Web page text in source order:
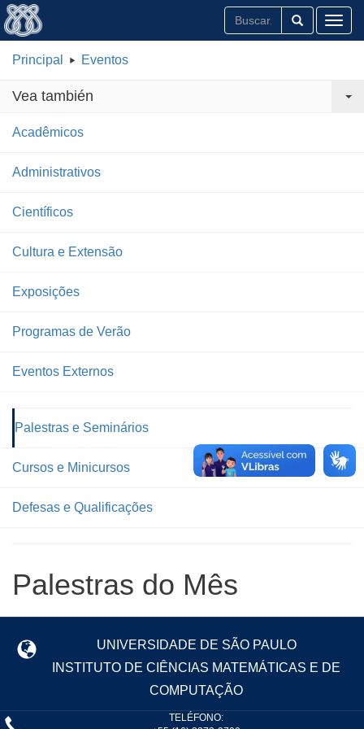
Principal Eventos
Vea también
Acadêmicos
Administrativos
Científicos
Cultura e Extensão
Exposições
Programas de Verão
Eventos Externos
Palestras e Seminários
Cursos e Minicursos
Defesas e Qualificações
Palestras do Mês
UNIVERSIDADE DE SÃO PAULO
INSTITUTO DE CIÊNCIAS MATEMÁTICAS E DE
COMPUTAÇÃO
TELÉFONO: